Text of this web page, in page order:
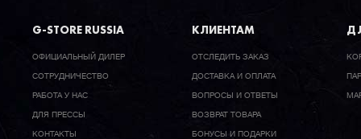
G-STORE RUSSIA
ОФИЦИАЛЬНЫЙ ДИЛЕР
CОТРУДНИЧЕСТВО
РАБОТА У НАС
ДЛЯ ПРЕССЫ
КОНТАКТЫ
КЛИЕНТАМ
ОТСЛЕДИТЬ ЗАКАЗ
ДОСТАВКА И ОПЛАТА
ВОПРОСЫ И ОТВЕТЫ
ВОЗВРАТ ТОВАРА
БОНУСЫ И ПОДАРКИ